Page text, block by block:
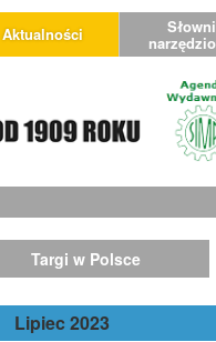
Aktualności
Targi w Polsce
Lipiec 2023